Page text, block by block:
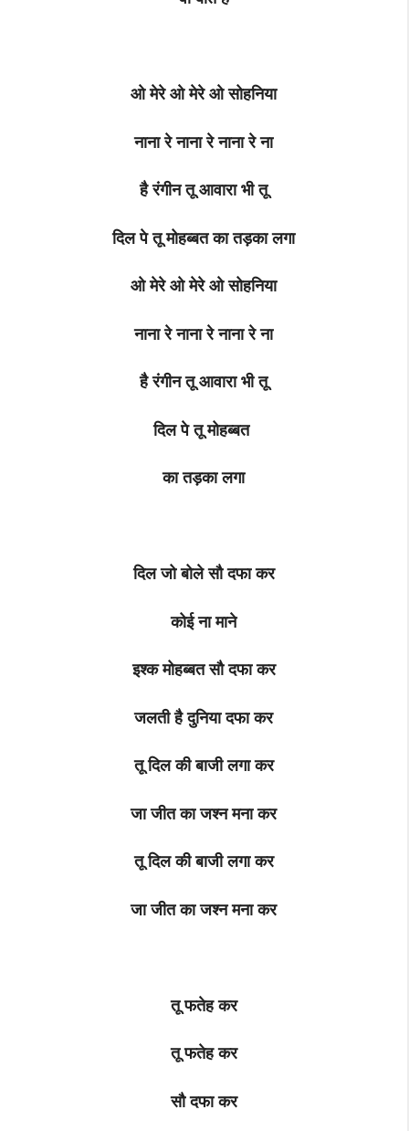
ओ मेरे ओ मेरे ओ सोहनिया
नाना रे नाना रे नाना रे ना
है रंगीन तू आवारा भी तू
दिल पे तू मोहब्बत का तड़का लगा
ओ मेरे ओ मेरे ओ सोहनिया
नाना रे नाना रे नाना रे ना
है रंगीन तू आवारा भी तू
दिल पे तू मोहब्बत
का तड़का लगा
दिल जो बोले सौ दफा कर
कोई ना माने
इश्क मोहब्बत सौ दफा कर
जलती है दुनिया दफा कर
तू दिल की बाजी लगा कर
जा जीत का जश्न मना कर
तू दिल की बाजी लगा कर
जा जीत का जश्न मना कर
तू फतेह कर
तू फतेह कर
सौ दफा कर